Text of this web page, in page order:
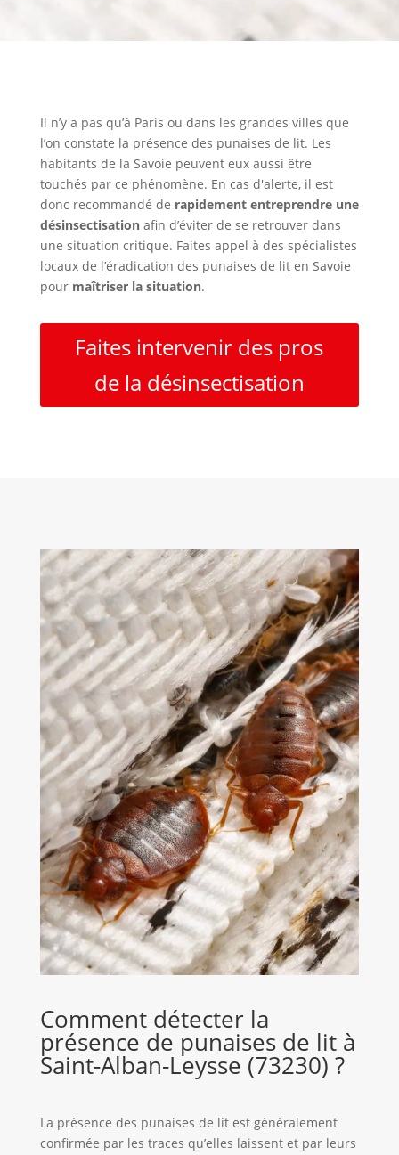
Il n’y a pas qu’à Paris ou dans les grandes villes que
l’on constate la présence des punaises de lit. Les
habitants de la Savoie peuvent eux aussi être
touchés par ce phénomène. En cas d'alerte, il est
donc recommandé de rapidement entreprendre une
désinsectisationafin d’éviter de se retrouver dans
une situation critique. Faites appel à des spécialistes
locaux de l’éradication des punaises de liten Savoie
pour maîtriser la situation.
Faites intervenir des pros
de la désinsectisation
Comment détecter la
présence de punaises de lit à
Saint-Alban-Leysse (73230) ?
La présence des punaises de lit est généralement
confirmée par les traces qu’elles laissent et par leurs